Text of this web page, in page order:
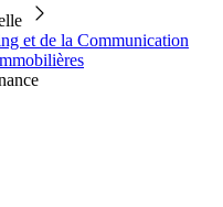
et de la Communication